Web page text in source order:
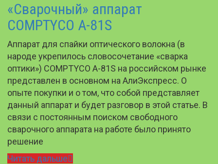
«Сварочный» аппарат
COMPTYCO A-81S
Аппарат для спайки оптического волокна (в
народе укрепилось словосочетание «сварка
оптики») COMPTYCO A-81S на российском рынке
представлен в основном на АлиЭкспресс. О
опыте покупки и о том, что собой представляет
данный аппарат и будет разговор в этой статье. В
связи с постоянным поиском свободного
сварочного аппарата на работе было принято
решение
Читать дальше